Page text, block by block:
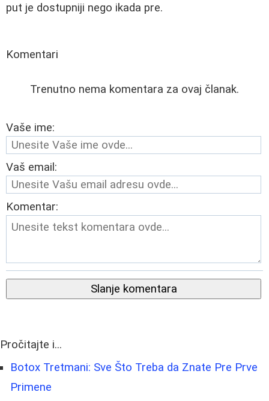
put je dostupniji nego ikada pre.
Komentari
Trenutno nema komentara za ovaj članak.
Vaše ime:
Vaš email:
Komentar:
Slanje komentara
Pročitajte i...
Botox Tretmani: Sve Što Treba da Znate Pre Prve
Primene